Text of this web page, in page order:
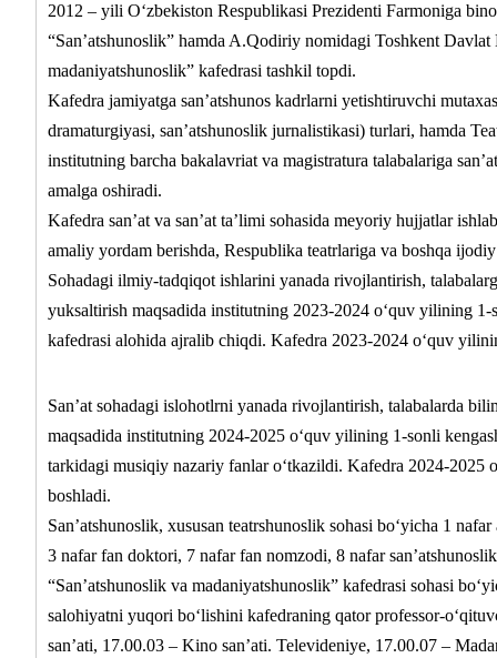
2012 – yili O‘zbekiston Respublikasi Prezidenti Farmoniga
“San’atshunoslik” hamda A.Qodiriy nomidagi Toshkent
madaniyatshunoslik” kafedrasi tashkil topdi.
Kafedra jamiyatga san’atshunos kadrlarni yetishtiruvchi
dramaturgiyasi, san’atshunoslik jurnalistikasi) turlari, hamda
institutning barcha bakalavriat va magistratura talabalariga
amalga oshiradi.
Kafedra san’at va san’at ta’limi sohasida meyoriy hujjatlar
amaliy yordam berishda, Respublika teatrlariga va boshqa
Sohadagi ilmiy-tadqiqot ishlarini yanada rivojlantirish,
yuksaltirish maqsadida institutning 2023-2024 o‘quv yilining
kafedrasi alohida ajralib chiqdi. Kafedra 2023-2024 o‘quv
San’at sohadagi islohotlrni yanada rivojlantirish, talabalarda
maqsadida institutning 2024-2025 o‘quv yilining 1-sonli
tarkidagi musiqiy nazariy fanlar o‘tkazildi. Kafedra 2024-2025
boshladi.
San’atshunoslik, xususan teatrshunoslik sohasi bo‘yicha 1
3 nafar fan doktori, 7 nafar fan nomzodi, 8 nafar
“San’atshunoslik va madaniyatshunoslik” kafedrasi sohasi
salohiyatni yuqori bo‘lishini kafedraning qator professor-
san’ati, 17.00.03 – Kino san’ati. Televideniye, 17.00.07 –